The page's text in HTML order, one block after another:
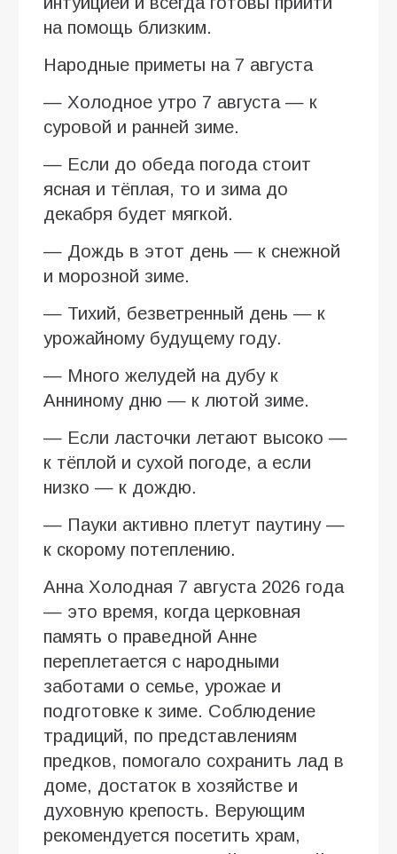
на помощь близким.
Народные приметы на 7 августа
— Холодное утро 7 августа — к
суровой и ранней зиме.
— Если до обеда погода стоит
ясная и тёплая, то и зима до
декабря будет мягкой.
— Дождь в этот день — к снежной
и морозной зиме.
— Тихий, безветренный день — к
урожайному будущему году.
— Много желудей на дубу к
Анниному дню — к лютой зиме.
— Если ласточки летают высоко —
к тёплой и сухой погоде, а если
низко — к дождю.
— Пауки активно плетут паутину —
к скорому потеплению.
Анна Холодная 7 августа 2026 года
— это время, когда церковная
память о праведной Анне
переплетается с народными
заботами о семье, урожае и
подготовке к зиме. Соблюдение
традиций, по представлениям
предков, помогало сохранить лад в
доме, достаток в хозяйстве и
духовную крепость. Верующим
рекомендуется посетить храм,